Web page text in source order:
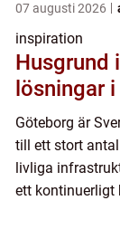
07 augusti 2026
inspiration
Husgrund
lösningar
Göteborg är
till ett stort
livliga
ett kontinuerligt